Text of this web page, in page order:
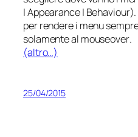
| Appearance |
per rendere i menu
solamente al mouseover.
(altro…)
25/04/2015